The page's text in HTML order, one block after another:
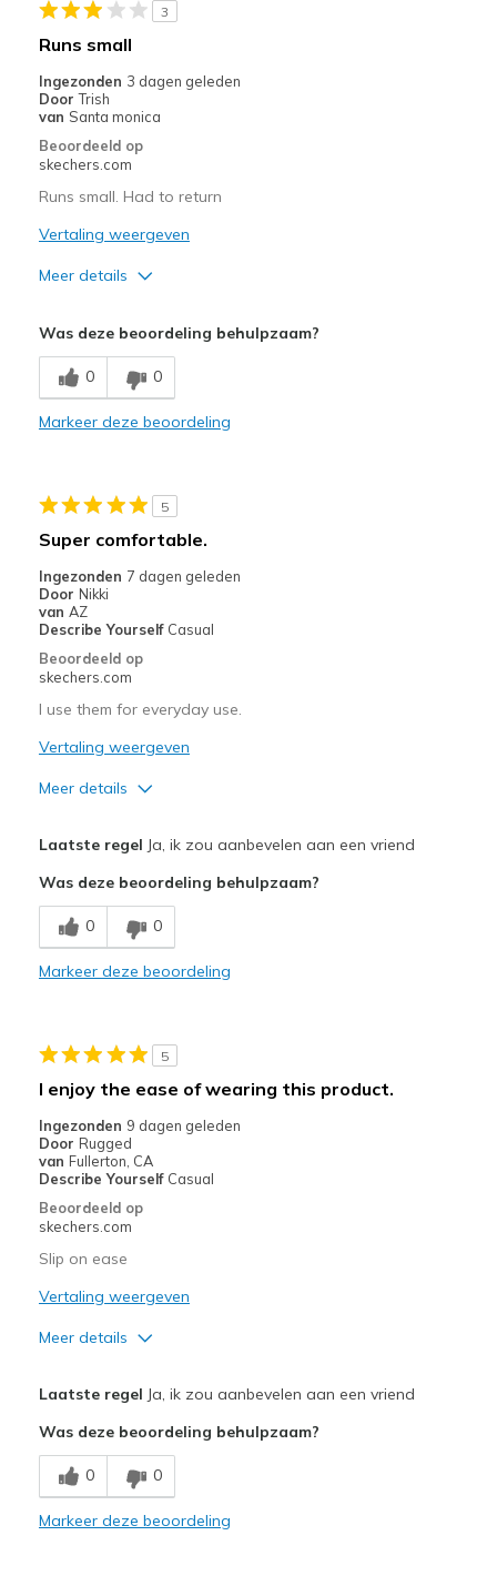
page
met
migratiegeschiedenis
van
de
page_id
bezoeken.
3
Runs small
Ingezonden 3 dagen geleden
Door Trish
van Santa monica
Beoordeeld op
skechers.com
Runs small. Had to return
Vertaling weergeven
Meer details
Breathe Well
Comfortable
Sizing
Was deze beoordeling behulpzaam?
0 0
Markeer deze beoordeling
5
Super comfortable.
Ingezonden 7 dagen geleden
Door Nikki
van AZ
Describe Yourself Casual
Beoordeeld op
skechers.com
I use them for everyday use.
Vertaling weergeven
Meer details
Breathe Well
Comfortable
Casual Wear
Travel
Width
Sizing
Laatste regel Ja, ik zou aanbevelen aan een vriend
Was deze beoordeling behulpzaam?
0 0
Markeer deze beoordeling
5
I enjoy the ease of wearing this product.
Ingezonden 9 dagen geleden
Door Rugged
van Fullerton, CA
Describe Yourself Casual
Beoordeeld op
skechers.com
Slip on ease
Vertaling weergeven
Meer details
Breathe Well
Comfortable
Laatste regel Ja, ik zou aanbevelen aan een vriend
Was deze beoordeling behulpzaam?
0 0
Markeer deze beoordeling